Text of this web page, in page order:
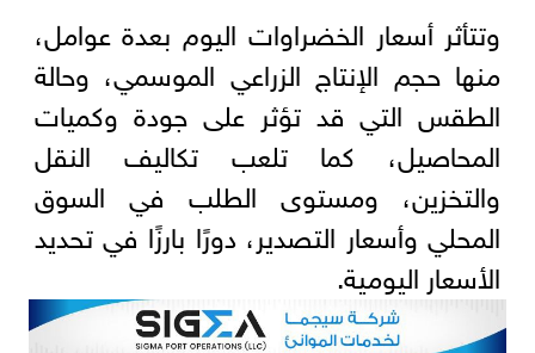
وتتأثر أسعار الخضراوات اليوم بعدة عوامل،
منها حجم الإنتاج الزراعي الموسمي، وحالة
الطقس التي قد تؤثر على جودة وكميات
المحاصيل، كما تلعب تكاليف النقل
والتخزين، ومستوى الطلب في السوق
المحلي وأسعار التصدير، دورًا بارزًا في تحديد
الأسعار اليومية.